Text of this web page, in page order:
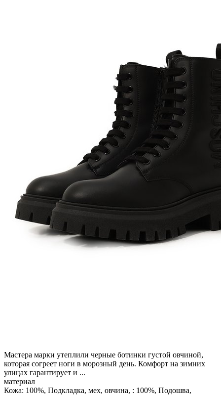
Мастера марки утеплили черные ботинки густой овчиной,
которая согреет ноги в морозный день. Комфорт на зимних
улицах гарантирует и ...
материал
Кожа: 100%, Подкладка, мех, овчина, : 100%, Подошва,